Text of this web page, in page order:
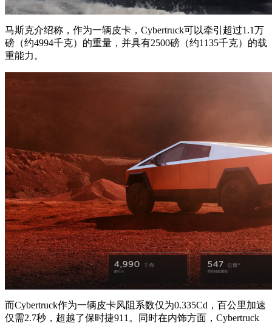
马斯克介绍称，作为一辆皮卡，Cybertruck可以牵引超过1.1万
磅（约4994千克）的重量，并具有2500磅（约1135千克）的载
重能力。
而Cybertruck作为一辆皮卡风阻系数仅为0.335Cd，百公里加速
仅需2.7秒，超越了保时捷911。同时在内饰方面，Cybertruck